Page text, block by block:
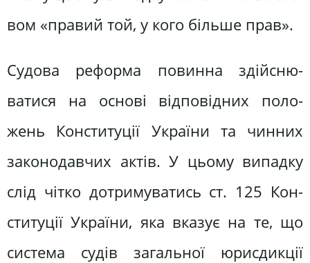
вом «правий той, у кого більше прав».
Судова реформа повинна здійсню­
ватися на основі відповідних поло­
жень Конституції України та чинних
законодавчих актів. У цьому випадку
слід чітко дотримуватись ст. 125 Кон­
ституції України, яка вказує на те, що
система судів загальної юрисдикції